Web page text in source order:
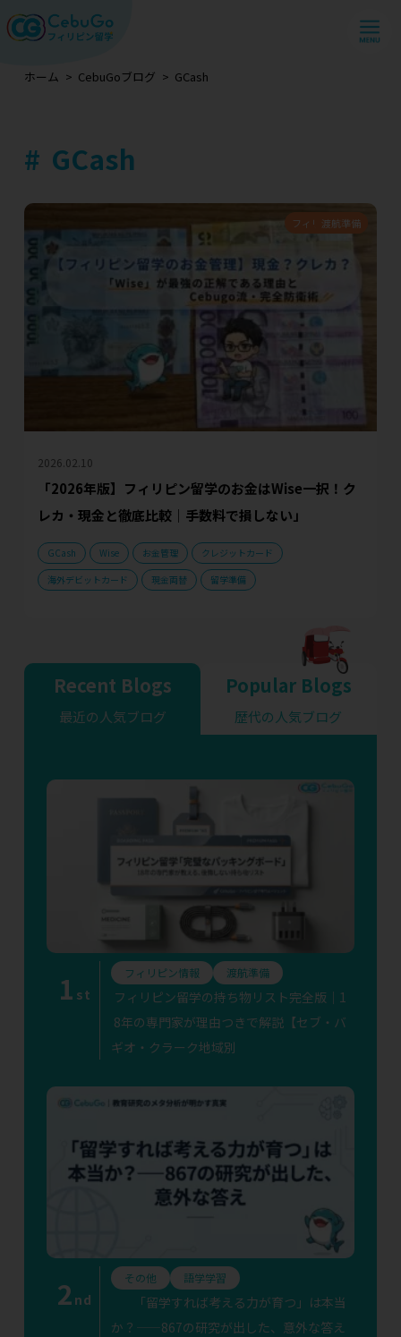
ホーム CebuGoブログ GCash
GCash
フィリピン情報
渡航準備
2026.02.10
「2026年版】フィリピン留学のお金はWise一択！ク
レカ・現金と徹底比較｜手数料で損しない」
GCash Wise お金管理
クレジットカード
海外デビットカード
現金両替 留学準備
Recent Blogs
最近の人気ブログ
Popular Blogs
歴代の人気ブログ
1 st
フィリピン情報 渡航準備
フィリピン留学の持ち物リスト完全版｜1
8年の専門家が理由つきで解説【セブ・バ
ギオ・クラーク地域別
2 nd
その他 語学学習
「留学すれば考える力が育つ」は本当
か？——867の研究が出した、意外な答え